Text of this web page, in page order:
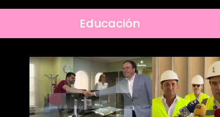
Educación